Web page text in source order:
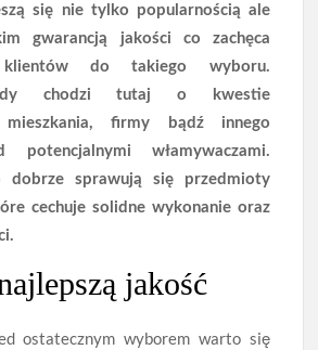
się nie tylko popularnością ale
gwarancją jakości co zachęca
klientów do takiego wyboru.
gdy chodzi tutaj o kwestie
mieszkania, firmy bądź innego
potencjalnymi włamywaczami.
dobrze sprawują się przedmioty
cechuje solidne wykonanie oraz
jakość
ostatecznym wyborem warto się